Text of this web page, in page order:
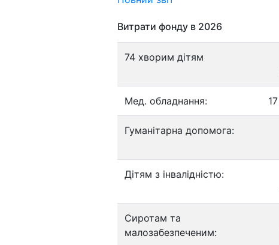
Витрати фонду в 2026
74 хворим дітям
Мед. обладнання:
Гуманітарна допомога:
Дітям з інвалідністю:
Сиротам та
малозабезпеченим: